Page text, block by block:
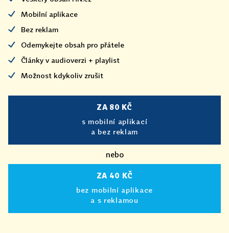
Mobilní aplikace
Bez reklam
Odemykejte obsah pro přátele
Články v audioverzi + playlist
Možnost kdykoliv zrušit
ZA 80 KČ
s mobilní aplikací
a bez reklam
nebo
ZA 40 KČ
bez mobilní aplikace
a s reklamou